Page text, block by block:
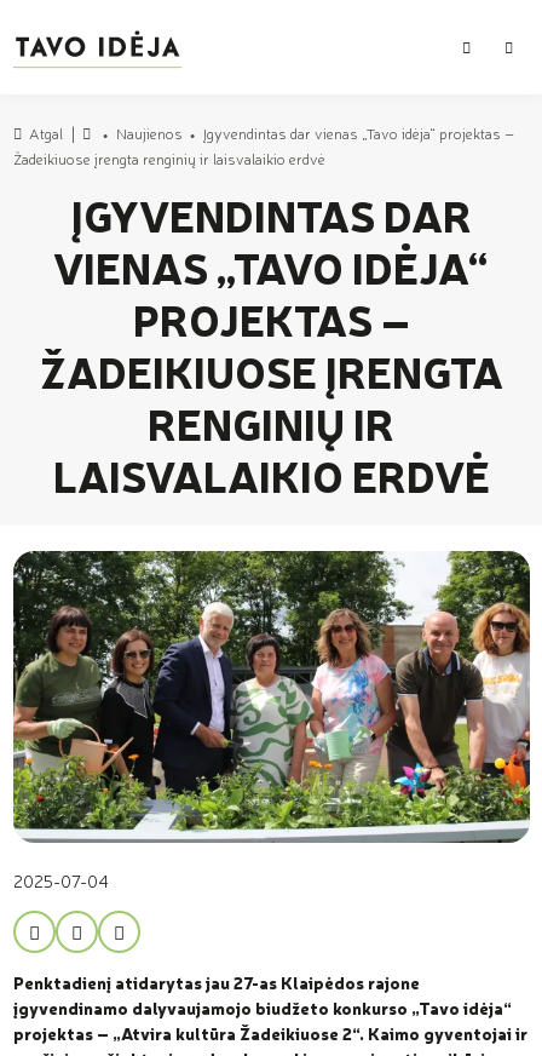
PAIEŠKA
Atgal
Pradžia
Naujienos
Įgyvendintas dar vienas „Tavo idėja“ projektas –
Žadeikiuose įrengta renginių ir laisvalaikio erdvė
ĮGYVENDINTAS DAR
VIENAS „TAVO IDĖJA“
PROJEKTAS –
ŽADEIKIUOSE ĮRENGTA
RENGINIŲ IR
LAISVALAIKIO ERDVĖ
2025-07-04
Penktadienį atidarytas jau 27-as Klaipėdos rajone
įgyvendinamo dalyvaujamojo biudžeto konkurso „Tavo idėja“
projektas – „Atvira kultūra Žadeikiuose 2“. Kaimo gyventojai ir